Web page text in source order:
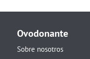
Ovodonante
Sobre nosotros